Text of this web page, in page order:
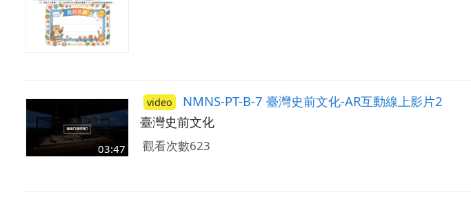
03:47
video NMNS-PT-B-7 臺灣史前文化-AR互動線上影片2
臺灣史前文化
觀看次數623